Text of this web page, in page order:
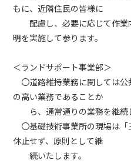
もに、近隣住民の皆様に
配慮し、必要に応じて作業
明を実施して参ります。
＜ランドサポート事業部＞
〇道路維持業務に関しては
の高い業務であることか
ら、通常通りの業務を継続
〇基礎技術事業所の現場は
休止せず、原則として継
続いたします。